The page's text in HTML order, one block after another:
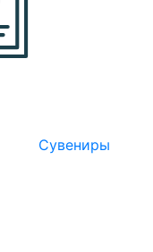
Сувениры